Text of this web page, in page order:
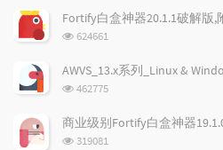
文
章
评
Fortify白盒神器20.1.1破解版,
浏
次
624661
AWVS_13.x系列_Linux &
浏
次
462775
商业级别Fortify白盒神器
浏
319081